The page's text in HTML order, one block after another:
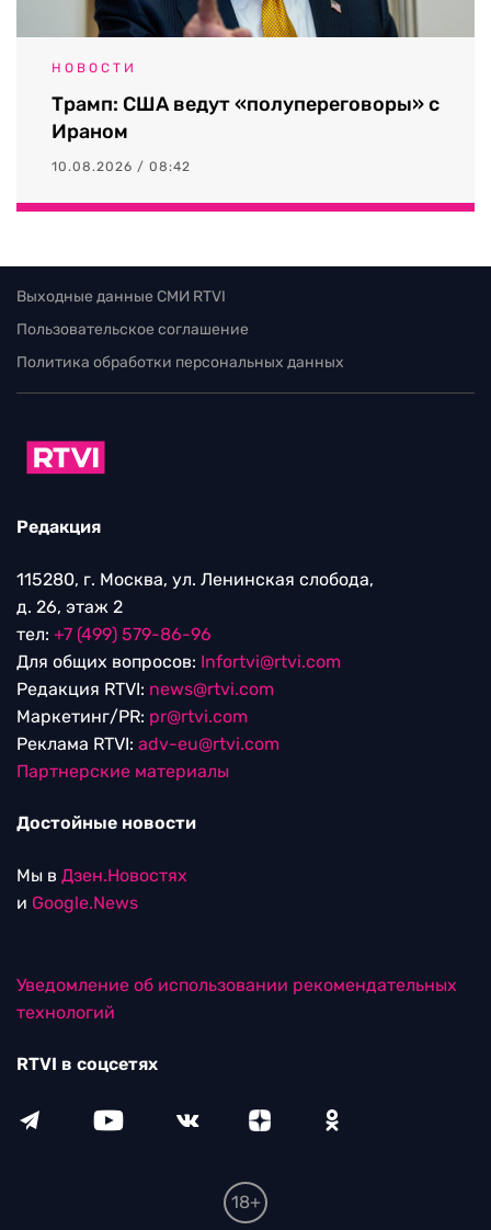
НОВОСТИ
Трамп: США ведут «полупереговоры» с
Ираном
10.08.2026 / 08:42
Выходные данные СМИ RTVI
Пользовательское соглашение
Политика обработки персональных данных
Редакция
115280, г. Москва, ул. Ленинская слобода,
д. 26, этаж 2
тел: +7 (499) 579-86-96
Для общих вопросов: Infortvi@rtvi.com
Редакция RTVI: news@rtvi.com
Маркетинг/PR: pr@rtvi.com
Реклама RTVI: adv-eu@rtvi.com
Партнерские материалы
Достойные новости
Мы в Дзен.Новостях
и Google.News
Уведомление об использовании рекомендательных
технологий
RTVI в соцсетях
18+